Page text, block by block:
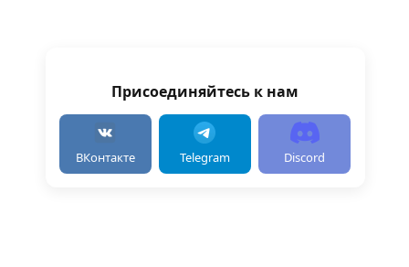
Присоединяйтесь к нам
ВКонтакте Telegram Discord